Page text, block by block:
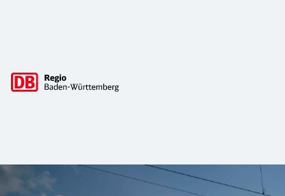
DB Regio Baden-Württemberg: